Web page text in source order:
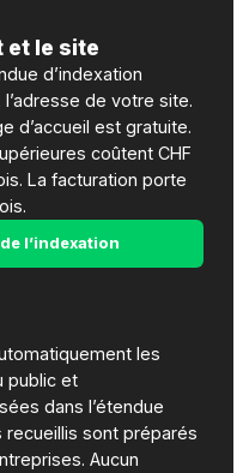
et le site
d’indexation
de votre site.
d’accueil est gratuite.
coûtent CHF
La facturation porte
l’indexation
les
public et
dans l’étendue
recueillis sont préparés
Aucun